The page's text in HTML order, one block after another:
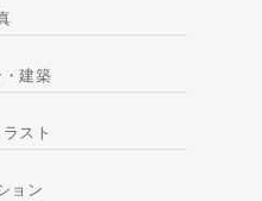
・建築
スト
ョン